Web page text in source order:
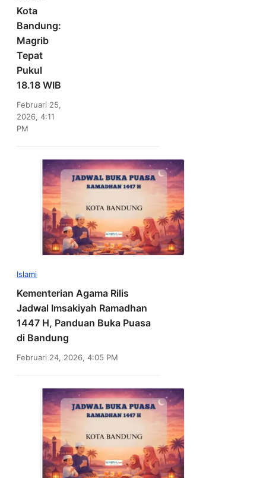
Kota
Bandung:
Magrib
Tepat
Pukul
18.18 WIB
Februari 25,
2026, 4:11
PM
Islami
Kementerian Agama Rilis
Jadwal Imsakiyah Ramadhan
1447 H, Panduan Buka Puasa
di Bandung
Februari 24, 2026, 4:05 PM